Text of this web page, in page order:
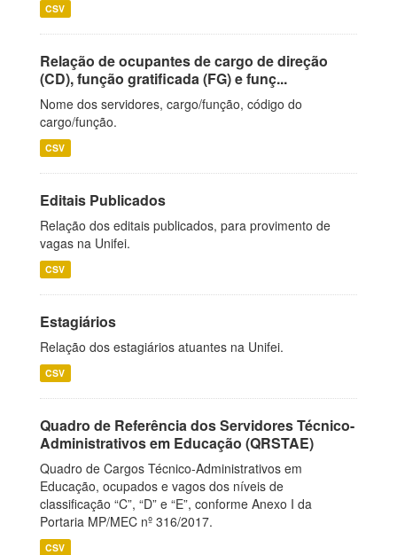
CSV
Relação de ocupantes de cargo de direção
(CD), função gratificada (FG) e funç...
Nome dos servidores, cargo/função, código do
cargo/função.
CSV
Editais Publicados
Relação dos editais publicados, para provimento de
vagas na Unifei.
CSV
Estagiários
Relação dos estagiários atuantes na Unifei.
CSV
Quadro de Referência dos Servidores Técnico-
Administrativos em Educação (QRSTAE)
Quadro de Cargos Técnico-Administrativos em
Educação, ocupados e vagos dos níveis de
classificação “C”, “D” e “E”, conforme Anexo I da
Portaria MP/MEC nº 316/2017.
CSV